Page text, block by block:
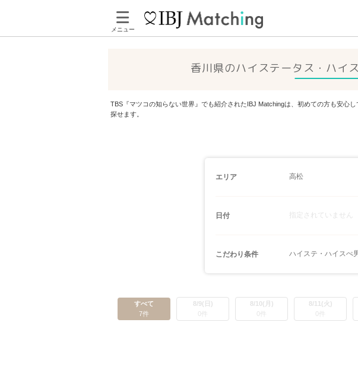
メニュー
香川県のハイステータス・ハイ
TBS『マツコの知らない世界』でも紹介されたIBJ Matchingは、初めての方も安心
探せます。
エリア 高松
日付 指定されていません
こだわり条件 ハイステ・ハイスぺ
すべて
7件
8/9(日)
0件
8/10(月)
0件
8/11(火)
0件